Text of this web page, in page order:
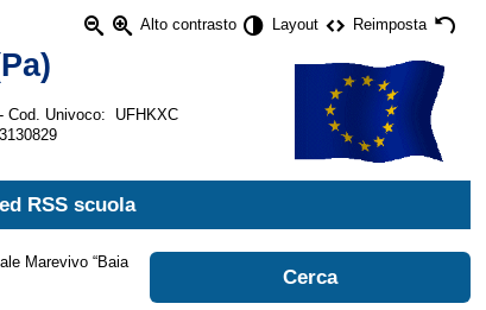
Alto contrasto Layout Reimposta
Cod. Univoco: UFHKXC
RSS scuola
Marevivo “Baia
Cerca